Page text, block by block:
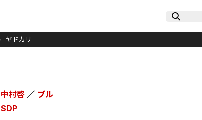
ヤドカリ
中村啓 ／ ブル
SDP